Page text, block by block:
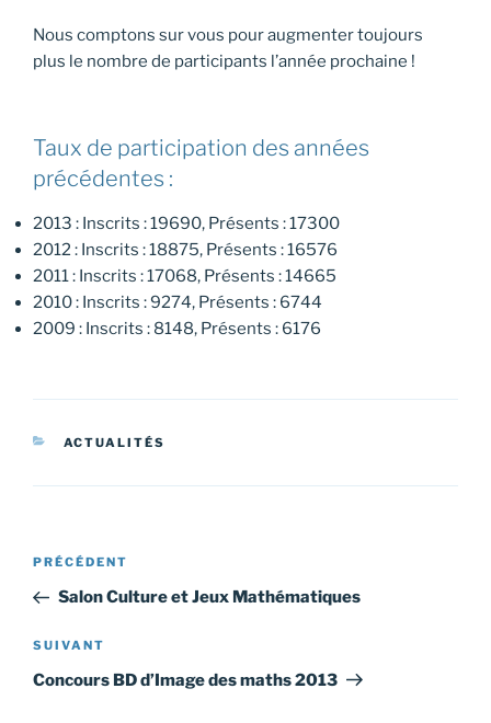
Nous comptons sur vous pour augmenter toujours
plus le nombre de participants l’année prochaine !
Taux de participation des années
précédentes :
2013 : Inscrits : 19690, Présents : 17300
2012 : Inscrits : 18875, Présents : 16576
2011 : Inscrits : 17068, Présents : 14665
2010 : Inscrits : 9274, Présents : 6744
2009 : Inscrits : 8148, Présents : 6176
CATÉGORIES
ACTUALITÉS
Navigation
l’article
Article
précédent
PRÉCÉDENT
Salon Culture et Jeux Mathématiques
Article
suivant
SUIVANT
Concours BD d’Image des maths 2013